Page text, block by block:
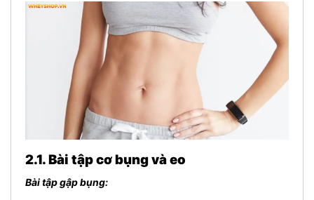
2.1. Bài tập cơ bụng và eo
Bài tập gập bụng: